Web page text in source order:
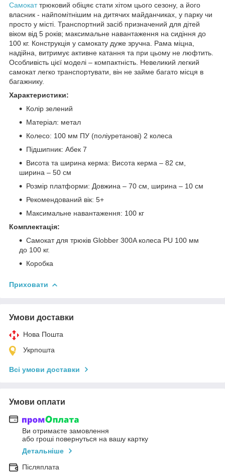
Самокаттрюковий обіцяє стати хітом цього сезону, а його
власник - найпомітнішим на дитячих майданчиках, у парку чи
просто у місті. Транспортний засіб призначений для дітей
віком від 5 років; максимальне навантаження на сидіння до
100 кг. Конструкція у самокату дуже зручна. Рама міцна,
надійна, витримує активне катання та при цьому не люфтить.
Особливість цієї моделі – компактність. Невеликий легкий
самокат легко транспортувати, він не займе багато місця в
багажнику.
Характеристики:
Колір зелений
Матеріал: метал
Колесо: 100 мм ПУ (поліуретанові) 2 колеса
Підшипник: Абек 7
Висота та ширина керма: Висота керма – 82 см,
ширина – 50 см
Розмір платформи: Довжина – 70 см, ширина – 10 см
Рекомендований вік: 5+
Максимальне навантаження: 100 кг
Комплектація:
Самокат для трюків Globber 300A колеса PU 100 мм
до 100 кг.
Коробка
Приховати
Умови доставки
Нова Пошта
Укрпошта
Всі умови доставки
Умови оплати
Ви отримаєте замовлення
або гроші повернуться на вашу картку
Детальніше
Післяплата